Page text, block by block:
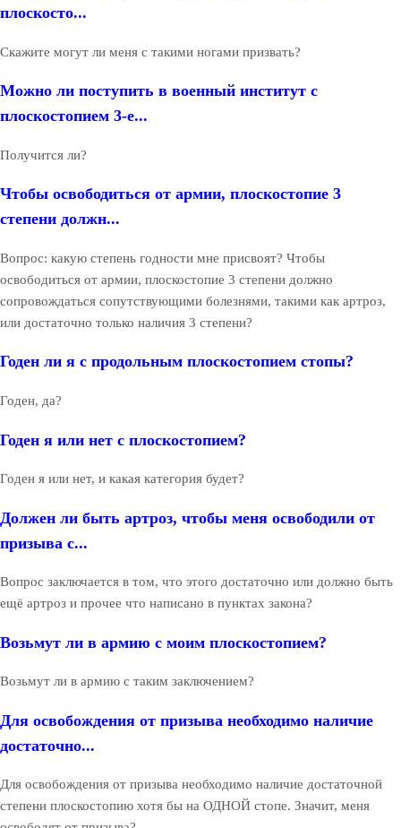
плоскосто...
Скажите могут ли меня с такими ногами призвать?
Можно ли поступить в военный институт с
плоскостопием 3-е...
Получится ли?
Чтобы освободиться от армии, плоскостопие 3
степени должн...
Вопрос: какую степень годности мне присвоят? Чтобы
освободиться от армии, плоскостопие 3 степени должно
сопровождаться сопутствующими болезнями, такими как артроз,
или достаточно только наличия 3 степени?
Годен ли я с продольным плоскостопием стопы?
Годен, да?
Годен я или нет с плоскостопием?
Годен я или нет, и какая категория будет?
Должен ли быть артроз, чтобы меня освободили от
призыва с...
Вопрос заключается в том, что этого достаточно или должно быть
ещё артроз и прочее что написано в пунктах закона?
Возьмут ли в армию с моим плоскостопием?
Возьмут ли в армию с таким заключением?
Для освобождения от призыва необходимо наличие
достаточно...
Для освобождения от призыва необходимо наличие достаточной
степени плоскостопию хотя бы на ОДНОЙ стопе. Значит, меня